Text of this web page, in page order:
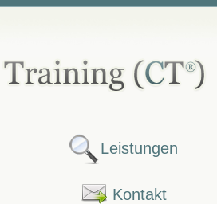
Leistungen
Kontakt